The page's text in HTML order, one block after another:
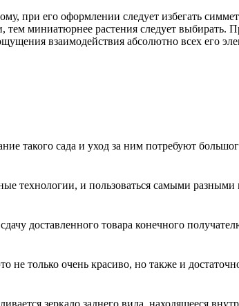
при его оформлении следует избегать
миниатюрнее растения следует выбирать.
взаимодействия абсолютно всех его
такого сада и уход за ним потребуют
технологии, и пользоваться самыми
доставленного товара конечного
не только очень красиво, но также и
зеркало заднего вида, находящееся